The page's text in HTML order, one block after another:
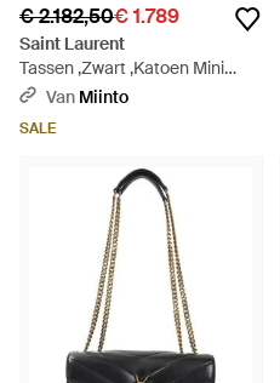
€ 2.182,50€ 1.789
Saint Laurent
Tassen ,Zwart ,Katoen Mini
Amalia Hobo - Zwart
Van Miinto
SALE